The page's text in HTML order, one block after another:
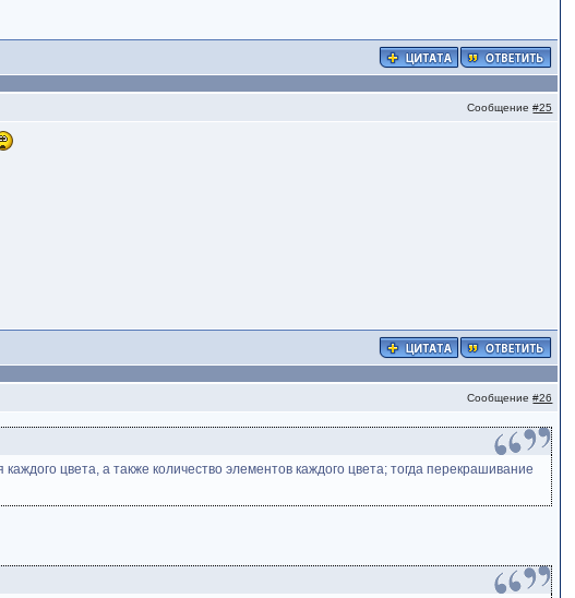
Сообщение#25
Сообщение#26
цвета, а также количество элементов каждого цвета; тогда перекрашивание